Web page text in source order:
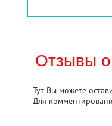
Отзывы о
Тут Вы можете
Для